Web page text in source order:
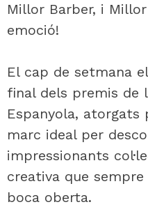
Millor Barber, i Millor
emoció!
El cap de setmana
final dels premis de
Espanyola, atorgats
marc ideal per
impressionants
creativa que
boca oberta.